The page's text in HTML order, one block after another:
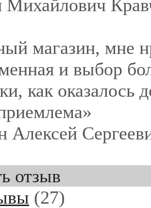
Михайлович
магазин, мне
и выбор
как оказалось
Алексей
отзыв
(27)